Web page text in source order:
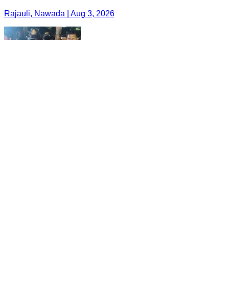
Rajauli, Nawada | Aug 3, 2026